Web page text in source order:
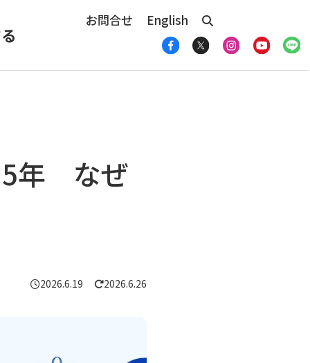
お問合せ English
年 なぜ
2026.6.19 2026.6.26